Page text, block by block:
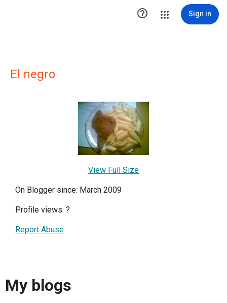
 Sign in
El negro
View Full Size
On Blogger since: March 2009
Profile views: ?
Report Abuse
My blogs